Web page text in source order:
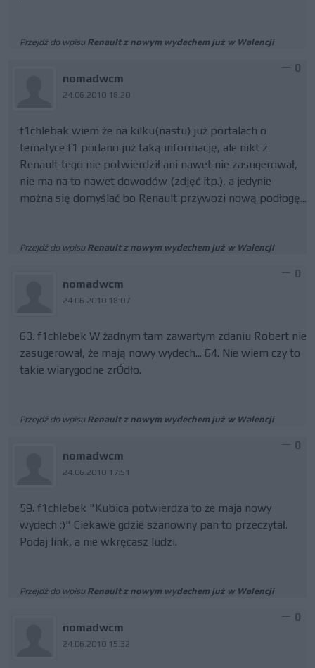
Przejdź do wpisu Renault z nowym wydechem już w Walencji
nomadwcm
24.06.2010 18:20
0
f1chlebak wiem że na kilku(nastu) już portalach o
tematyce f1 podano już taką informację, ale nikt z
Renault tego nie potwierdził ani nawet nie zasugerował,
nie ma na to nawet dowodów (zdjęć itp.), a jedynie
można się domyślać bo Renault przywozi nową podłogę...
Przejdź do wpisu Renault z nowym wydechem już w Walencji
nomadwcm
24.06.2010 18:07
0
63. f1chlebek W żadnym tam zawartym zdaniu Robert nie
zasugerował, że mają nowy wydech... 64. Nie wiem czy to
takie wiarygodne zrÓdło.
Przejdź do wpisu Renault z nowym wydechem już w Walencji
nomadwcm
24.06.2010 17:51
0
59. f1chlebek "Kubica potwierdza to że maja nowy
wydech :)" Ciekawe gdzie szanowny pan to przeczytał.
Podaj link, a nie wkręcasz ludzi.
Przejdź do wpisu Renault z nowym wydechem już w Walencji
nomadwcm
24.06.2010 15:32
0